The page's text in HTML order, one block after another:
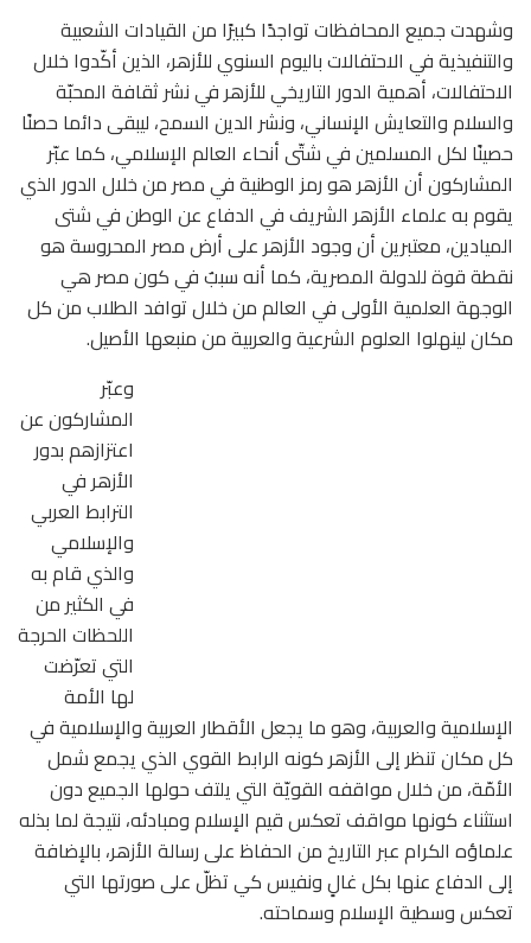
وشهدت جميع المحافظات تواجدًا كبيرًا من القيادات الشعبية
والتنفيذية في الاحتفالات باليوم السنوي للأزهر، الذين أكّدوا خلال
الاحتفالات، أهمية الدور التاريخي للأزهر في نشر ثقافة المحبّة
والسلام والتعايش الإنساني، ونشر الدين السمح، ليبقى دائما حصنًا
حصينًا لكل المسلمين في شتّى أنحاء العالم الإسلامي، كما عبّر
المشاركون أن الأزهر هو رمز الوطنية في مصر من خلال الدور الذي
يقوم به علماء الأزهر الشريف في الدفاع عن الوطن في شتى
الميادين، معتبرين أن وجود الأزهر على أرض مصر المحروسة هو
نقطة قوة للدولة المصرية، كما أنه سببٌ في كون مصر هي
الوجهة العلمية الأولى في العالم من خلال توافد الطلاب من كل
مكان لينهلوا العلوم الشرعية والعربية من منبعها الأصيل.
وعبّر
المشاركون عن
اعتزازهم بدور
الأزهر في
الترابط العربي
والإسلامي
والذي قام به
في الكثير من
اللحظات الحرجة
التي تعرّضت
لها الأمة
الإسلامية والعربية، وهو ما يجعل الأقطار العربية والإسلامية في
كل مكان تنظر إلى الأزهر كونه الرابط القوي الذي يجمع شمل
الأمّة، من خلال مواقفه القويّة التي يلتف حولها الجميع دون
استثناء كونها مواقف تعكس قيم الإسلام ومبادئه، نتيجة لما بذله
علماؤه الكرام عبر التاريخ من الحفاظ على رسالة الأزهر، بالإضافة
إلى الدفاع عنها بكل غالٍ ونفيس كي تظلّ على صورتها التي
تعكس وسطية الإسلام وسماحته.